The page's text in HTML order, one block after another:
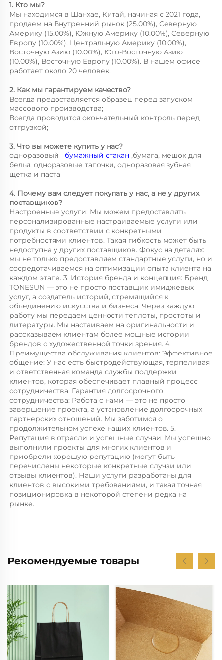
1. Кто мы?
Мы находимся в Шанхае, Китай, начиная с 2021 года,
продаем на Внутренний рынок (25.00%), Северную
Америку (15.00%), Южную Америку (10.00%), Северную
Европу (10.00%), Центральную Америку (10.00%),
Восточную Азию (10.00%), Юго-Восточную Азию
(10.00%), Восточную Европу (10.00%). В нашем офисе
работает около 20 человек.
2. Как мы гарантируем качество?
Всегда предоставляется образец перед запуском
массового производства;
Всегда проводится окончательный контроль перед
отгрузкой;
3. Что вы можете купить у нас?
одноразовый бумажный стакан ,бумага, мешок для
белья, одноразовые тапочки, одноразовая зубная
щетка и паста
4. Почему вам следует покупать у нас, а не у других
поставщиков?
Настроенные услуги: Мы можем предоставлять
персонализированные настраиваемые услуги или
продукты в соответствии с конкретными
потребностями клиентов. Такая гибкость может быть
недоступна у других поставщиков. Фокус на деталях:
мы не только предоставляем стандартные услуги, но и
сосредотачиваемся на оптимизации опыта клиента на
каждом этапе. 3. История бренда и концепция: Бренд
TONESUN — это не просто поставщик имиджевых
услуг, а создатель историй, стремящийся к
объединению искусства и бизнеса. Через каждую
работу мы передаем ценности теплоты, простоты и
литературы. Мы настаиваем на оригинальности и
рассказываем клиентам более мощные истории
брендов с художественной точки зрения. 4.
Преимущества обслуживания клиентов: Эффективное
общение: У нас есть быстродействующая, терпеливая
и ответственная команда службы поддержки
клиентов, которая обеспечивает плавный процесс
сотрудничества. Гарантия долгосрочного
сотрудничества: Работа с нами — это не просто
завершение проекта, а установление долгосрочных
партнерских отношений. Мы заботимся о
продолжительном успехе наших клиентов. 5.
Репутация в отрасли и успешные случаи: Мы успешно
выполнили проекты для многих клиентов и
приобрели хорошую репутацию (могут быть
перечислены некоторые конкретные случаи или
отзывы клиентов). Наши услуги разработаны для
клиентов с высокими требованиями, и такая точная
позиционировка в некоторой степени редка на
рынке.
Рекомендуемые товары